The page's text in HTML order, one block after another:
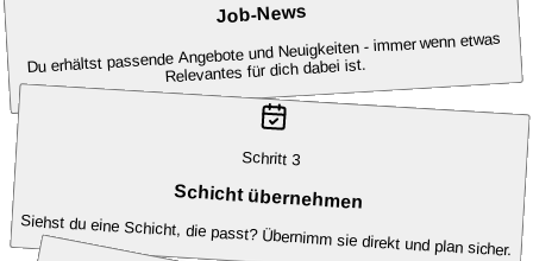
Job-News
Du erhältst passende Angebote und Neuigkeiten - immer wenn etwas
Relevantes für dich dabei ist.
Schritt3
Schicht übernehmen
Siehst du eine Schicht, die passt? Übernimm sie direkt und plan sicher.